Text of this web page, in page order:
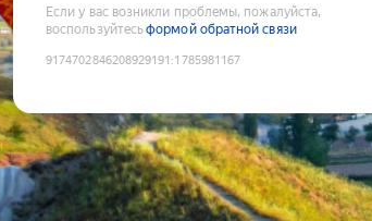
Если у вас возникли проблемы, пожалуйста,
воспользуйтесьформой обратной связи
9174702846208929191 :1785981167